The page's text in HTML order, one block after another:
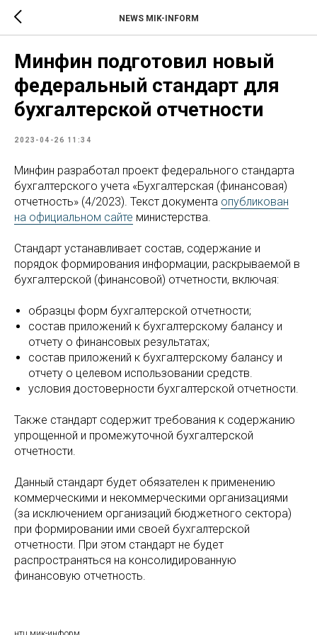
NEWS MIK-INFORM
Минфин подготовил новый
федеральный стандарт для
бухгалтерской отчетности
2023-04-26 11:34
Минфин разработал проект федерального стандарта
бухгалтерского учета «Бухгалтерская (финансовая)
отчетность» (4/2023). Текст документа опубликован
на официальном сайте министерства.
Стандарт устанавливает состав, содержание и
порядок формирования информации, раскрываемой в
бухгалтерской (финансовой) отчетности, включая:
образцы форм бухгалтерской отчетности;
состав приложений к бухгалтерскому балансу и
отчету о финансовых результатах;
состав приложений к бухгалтерскому балансу и
отчету о целевом использовании средств.
условия достоверности бухгалтерской отчетности.
Также стандарт содержит требования к содержанию
упрощенной и промежуточной бухгалтерской
отчетности.
Данный стандарт будет обязателен к применению
коммерческими и некоммерческими организациями
(за исключением организаций бюджетного сектора)
при формировании ими своей бухгалтерской
отчетности. При этом стандарт не будет
распространяться на консолидированную
финансовую отчетность.